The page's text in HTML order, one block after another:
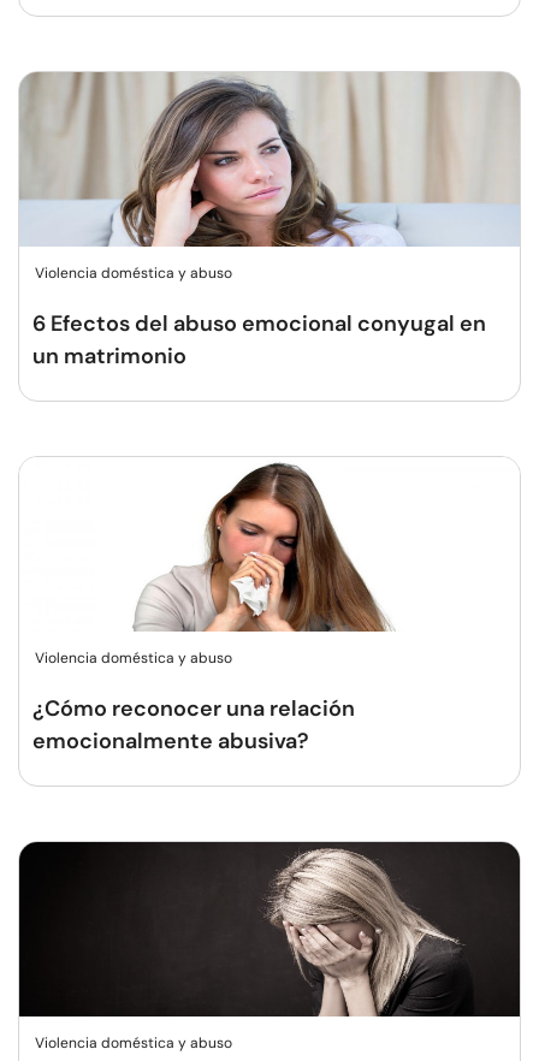
Violencia doméstica y abuso
6 Efectos del abuso emocional conyugal en
un matrimonio
Violencia doméstica y abuso
¿Cómo reconocer una relación
emocionalmente abusiva?
Violencia doméstica y abuso